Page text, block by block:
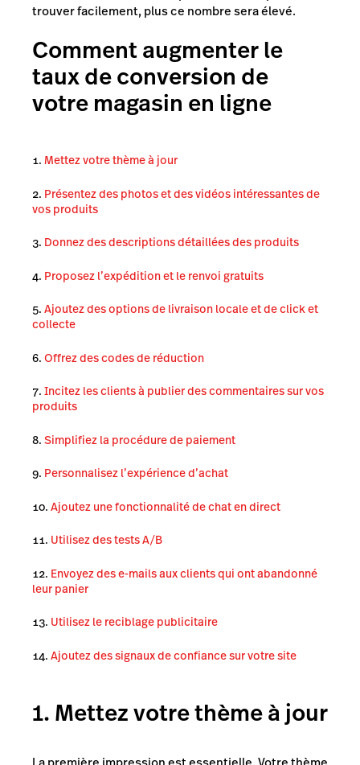
trouver facilement, plus ce nombre sera élevé.
Comment augmenter le
taux de conversion de
votre magasin en ligne
Mettez votre thème à jour
Présentez des photos et des vidéos intéressantes de
vos produits
Donnez des descriptions détaillées des produits
Proposez l’expédition et le renvoi gratuits
Ajoutez des options de livraison locale et de click et
collecte
Offrez des codes de réduction
Incitez les clients à publier des commentaires sur vos
produits
Simplifiez la procédure de paiement
Personnalisez l’expérience d’achat
Ajoutez une fonctionnalité de chat en direct
Utilisez des tests A/B
Envoyez des e-mails aux clients qui ont abandonné
leur panier
Utilisez le reciblage publicitaire
Ajoutez des signaux de confiance sur votre site
1. Mettez votre thème à jour